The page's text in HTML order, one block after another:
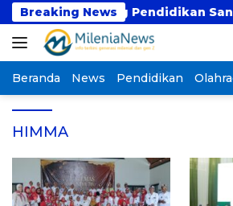
Langsung
ke
konten
Breaking News
Dukung Pendidikan Santri
Beranda News Pendidikan
HIMMA